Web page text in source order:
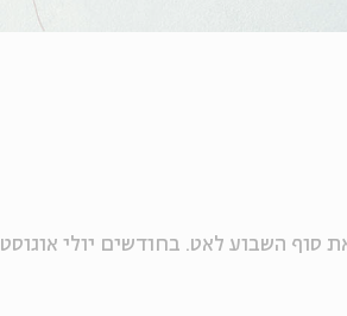
סוף השבוע לאט. בחודשים יולי אוגוסט